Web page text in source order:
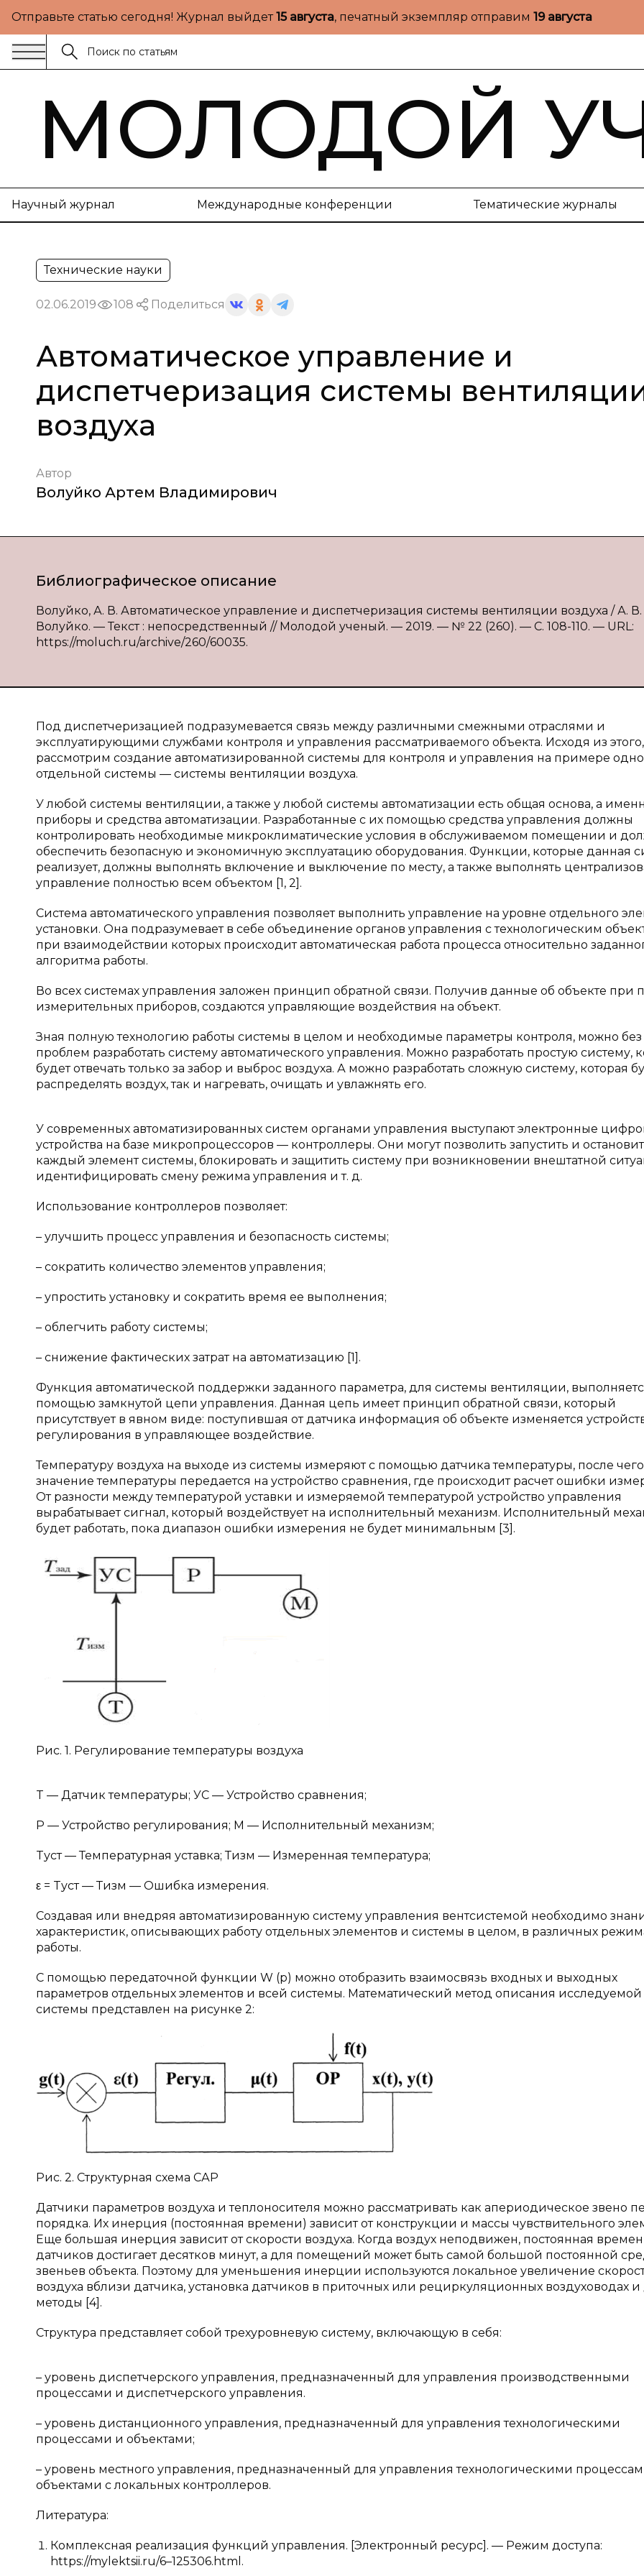
Отправьте статью сегодня! Журнал выйдет15 августа, печатный экземпляр отправим 19 августа
МОЛОДОЙ
Научный журнал Международные конференции Тематические журналы
Технические науки
02.06.2019 108 Поделиться
Автоматическое управление и
диспетчеризация системы
воздуха
Автор
Волуйко Артем Владимирович
Библиографическое описание
Волуйко, А. В. Автоматическое управление и диспетчеризация системы вентиляции воздуха / А. В.
Волуйко. — Текст : непосредственный // Молодой ученый. — 2019. — № 22 (260). — С. 108-110. — URL:
https://moluch.ru/archive/260/60035.
Под диспетчеризацией подразумевается связь между различными смежными отраслями и
эксплуатирующими службами контроля и управления рассматриваемого объекта. Исходя из этого,
рассмотрим создание автоматизированной системы для контроля и управления на примере
отдельной системы — системы вентиляции воздуха.
У любой системы вентиляции, а также у любой системы автоматизации есть общая основа, а
приборы и средства автоматизации. Разработанные с их помощью средства управления должны
контролировать необходимые микроклиматические условия в обслуживаемом помещении и
обеспечить безопасную и экономичную эксплуатацию оборудования. Функции, которые данная
реализует, должны выполнять включение и выключение по месту, а также выполнять
управление полностью всем объектом [1, 2].
Система автоматического управления позволяет выполнить управление на уровне отдельного
установки. Она подразумевает в себе объединение органов управления с технологическим
при взаимодействии которых происходит автоматическая работа процесса относительно
алгоритма работы.
Во всех системах управления заложен принцип обратной связи. Получив данные об объекте при
измерительных приборов, создаются управляющие воздействия на объект.
Зная полную технологию работы системы в целом и необходимые параметры контроля, можно без
проблем разработать систему автоматического управления. Можно разработать простую систему,
будет отвечать только за забор и выброс воздуха. А можно разработать сложную систему, которая
распределять воздух, так и нагревать, очищать и увлажнять его.
У современных автоматизированных систем органами управления выступают электронные
устройства на базе микропроцессоров — контроллеры. Они могут позволить запустить и
каждый элемент системы, блокировать и защитить систему при возникновении внештатной
идентифицировать смену режима управления и т. д.
Использование контроллеров позволяет:
– улучшить процесс управления и безопасность системы;
– сократить количество элементов управления;
– упростить установку и сократить время ее выполнения;
– облегчить работу системы;
– снижение фактических затрат на автоматизацию [1].
Функция автоматической поддержки заданного параметра, для системы вентиляции,
помощью замкнутой цепи управления. Данная цепь имеет принцип обратной связи, который
присутствует в явном виде: поступившая от датчика информация об объекте изменяется
регулирования в управляющее воздействие.
Температуру воздуха на выходе из системы измеряют с помощью датчика температуры, после чего
значение температуры передается на устройство сравнения, где происходит расчет ошибки
От разности между температурой уставки и измеряемой температурой устройство управления
вырабатывает сигнал, который воздействует на исполнительный механизм. Исполнительный
будет работать, пока диапазон ошибки измерения не будет минимальным [3].
Рис. 1. Регулирование температуры воздуха
T — Датчик температуры; УС — Устройство сравнения;
Р — Устройство регулирования; М — Исполнительный механизм;
Tуст — Температурная уставка; Тизм — Измеренная температура;
ε = Tуст — Тизм — Ошибка измерения.
Создавая или внедряя автоматизированную систему управления вентсистемой необходимо
характеристик, описывающих работу отдельных элементов и системы в целом, в различных
работы.
С помощью передаточной функции W (p) можно отобразить взаимосвязь входных и выходных
параметров отдельных элементов и всей системы. Математический метод описания исследуемой
системы представлен на рисунке 2:
Рис. 2. Структурная схема САР
Датчики параметров воздуха и теплоносителя можно рассматривать как апериодическое звено
порядка. Их инерция (постоянная времени) зависит от конструкции и массы чувствительного
Еще большая инерция зависит от скорости воздуха. Когда воздух неподвижен, постоянная
датчиков достигает десятков минут, а для помещений может быть самой большой постоянной
звеньев объекта. Поэтому для уменьшения инерции используются локальное увеличение
воздуха вблизи датчика, установка датчиков в приточных или рециркуляционных воздуховодах и
методы [4].
Структура представляет собой трехуровневую систему, включающую в себя:
– уровень диспетчерского управления, предназначенный для управления производственными
процессами и диспетчерского управления.
– уровень дистанционного управления, предназначенный для управления технологическими
процессами и объектами;
– уровень местного управления, предназначенный для управления технологическими
объектами с локальных контроллеров.
Литература:
Комплексная реализация функций управления. [Электронный ресурс]. — Режим доступа:
https://mylektsii.ru/6–125306.html.